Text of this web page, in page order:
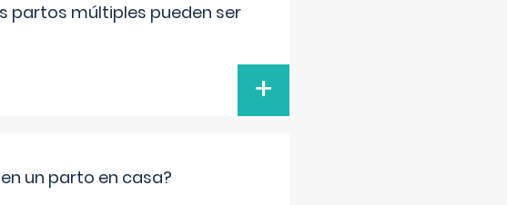
partos múltiples pueden ser
+
un parto en casa?